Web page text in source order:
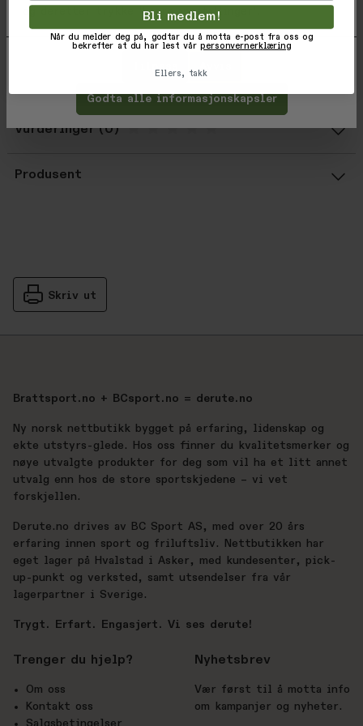
Vektkapasitet: 181kg
Vekt: 340g
Vurderinger
Produsent
Skriv ut
Brattsport.no + BCsport.no = derute.no
Ny norsk nettbutikk bygget på erfaring, lidenskap og
ekte utstyrs-glede. Hos oss finner du kvalitetsmerker og
nøye utvalgte produkter for deg som vil ha et litt annet
utvalg enn hos de store sportskjedene – vi vet
forskjellen.
Derute.no drives av BC Sport AS, med over 20 års
erfaring innen sport og friluftsliv. Nettbutikken har
eget lager på Hvalstad i Asker, med kundesenter, pick-
up-punkt og verksted, samt utsendelser fra vår
lagerpartner i Sverige.
Trygt. Erfart. Engasjert. Vi ses derute!
Trenger du hjelp?
Om oss
Kontakt oss
Salgsbetingelser
Nyhetsbrev
Vær først til å motta info
om kampanjer og nyheter.
og deretter trykke 'Lagre innstillinger'.
Godta alle informasjonskapsler
Bli medlem!
Når du melder deg på, godtar du å motta e-post fra oss og
bekrefter at du har lest vårpersonvernerklæring
Ellers, takk